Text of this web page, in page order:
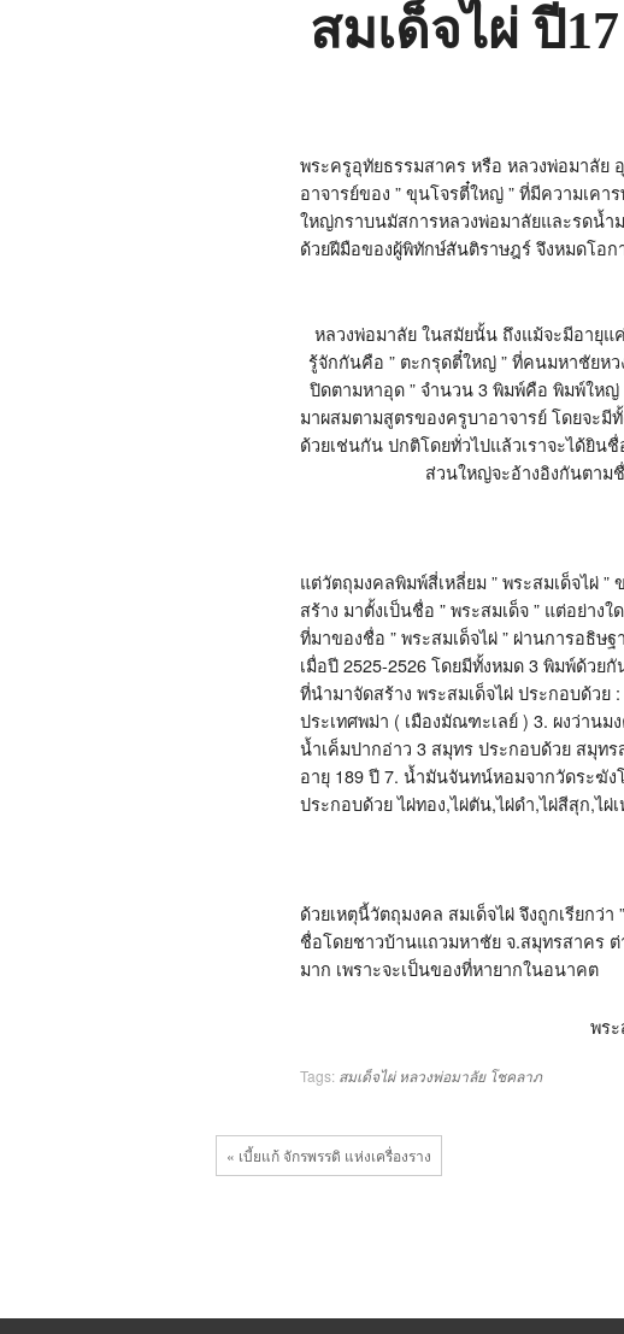
สมเด็จไผ่ ปี
พระครูอุทัยธรรมสาคร หรือ หลวงพ่อมาลัย
อาจารย์ของ ” ขุนโจรตี๋ใหญ่ ” ที่มีความเค
ใหญ่กราบนมัสการหลวงพ่อมาลัยและรดน้ำ
ด้วยฝีมือของผู้พิทักษ์สันติราษฎร์ จึงหมดโอ
หลวงพ่อมาลัย ในสมัยนั้น ถึงแม้จะมีอายุแ
รู้จักกันคือ ” ตะกรุดตี๋ใหญ่ ” ที่คนมหาชัยห
ปิดตามหาอุด ” จำนวน 3 พิมพ์คือ พิมพ์ใหญ่
มาผสมตามสูตรของครูบาอาจารย์ โดยจะมี
ด้วยเช่นกัน ปกติโดยทั่วไปแล้วเราจะได้ยิน
ส่วนใหญ่จะอ้างอิงกันตาม
แต่วัตถุมงคลพิมพ์สี่เหลี่ยม ” พระสมเด็จไผ่
สร้าง มาตั้งเป็นชื่อ ” พระสมเด็จ ” แต่อย่า
ที่มาของชื่อ ” พระสมเด็จไผ่ ” ผ่านการอธิ
เมื่อปี 2525-2526 โดยมีทั้งหมด 3 พิมพ์ด้ว
ที่นำมาจัดสร้าง พระสมเด็จไผ่ ประกอบด้ว
ประเทศพม่า ( เมืองมัณฑะเลย์ ) 3. ผงว่าน
น้ำเค็มปากอ่าว 3 สมุทร ประกอบด้วย สมุท
อายุ 189 ปี 7. น้ำมันจันทน์หอมจากวัดระฆั
ประกอบด้วย ไผ่ทอง,ไผ่ตัน,ไผ่ดำ,ไผ่สีสุก,ไผ่
ด้วยเหตุนี้วัตถุมงคล สมเด็จไผ่ จึงถูกเรียกว่
ชื่อโดยชาวบ้านแถวมหาชัย จ.สมุทรสาคร ต่
มาก เพราะจะเป็นของที่หายากในอนาคต
พร
Tags: สมเด็จไผ่ หลวงพ่อมาลัย โชคลาภ
« เบี้ยแก้ จักรพรรดิ แห่งเครื่องราง